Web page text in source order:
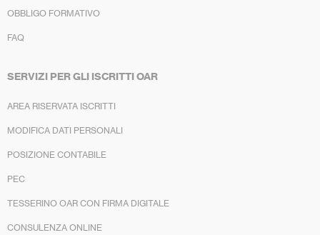
OBBLIGO FORMATIVO
FAQ
SERVIZI PER GLI ISCRITTI OAR
AREA RISERVATA ISCRITTI
MODIFICA DATI PERSONALI
POSIZIONE CONTABILE
PEC
TESSERINO OAR CON FIRMA DIGITALE
CONSULENZA ONLINE